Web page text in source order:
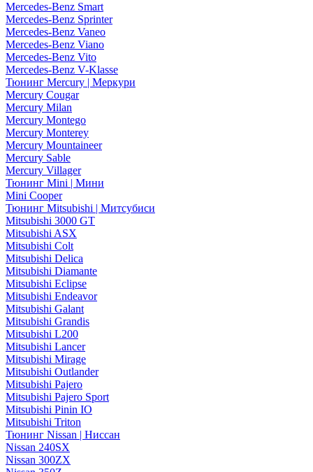
Mercedes-Benz Smart
Mercedes-Benz Sprinter
Mercedes-Benz Vaneo
Mercedes-Benz Viano
Mercedes-Benz Vito
Mercedes-Benz V-Klasse
Тюнинг Mercury | Меркури
Mercury Cougar
Mercury Milan
Mercury Montego
Mercury Monterey
Mercury Mountaineer
Mercury Sable
Mercury Villager
Тюнинг Mini | Мини
Mini Cooper
Тюнинг Mitsubishi | Митсубиси
Mitsubishi 3000 GT
Mitsubishi ASX
Mitsubishi Colt
Mitsubishi Delica
Mitsubishi Diamante
Mitsubishi Eclipse
Mitsubishi Endeavor
Mitsubishi Galant
Mitsubishi Grandis
Mitsubishi L200
Mitsubishi Lancer
Mitsubishi Mirage
Mitsubishi Outlander
Mitsubishi Pajero
Mitsubishi Pajero Sport
Mitsubishi Pinin IO
Mitsubishi Triton
Тюнинг Nissan | Ниссан
Nissan 240SX
Nissan 300ZX